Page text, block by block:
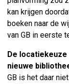
kan krijgen
boeken naar de
van GB in eerste
De
nieuwe
GB is het daar